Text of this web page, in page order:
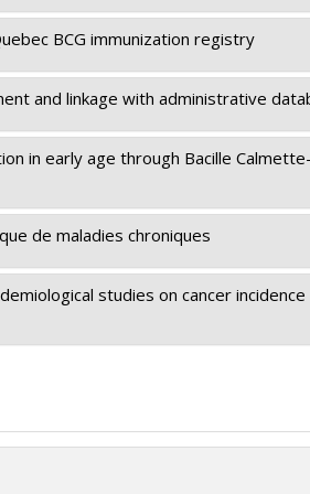
Schlecht
subventions de fonctionnement
BCG immunization registry
and linkage with administrative
in early age through Bacille
les subventions de fonctionnement
de maladies chroniques
studies on cancer incidence